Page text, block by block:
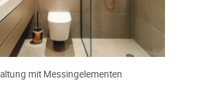
mit Messingelementen